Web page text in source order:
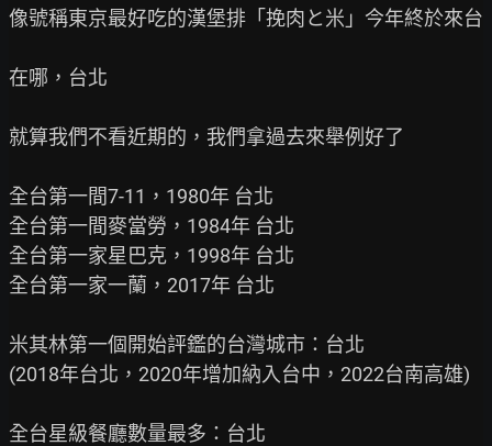
像號稱東京最好吃的漢堡排「挽肉と米」今年終於來台
在哪，台北
就算我們不看近期的，我們拿過去來舉例好了
全台第一間7-11，1980年 台北
全台第一間麥當勞，1984年 台北
全台第一家星巴克，1998年 台北
全台第一家一蘭，2017年 台北
米其林第一個開始評鑑的台灣城市：台北
(2018年台北，2020年增加納入台中，2022台南高雄)
全台星級餐廳數量最多：台北